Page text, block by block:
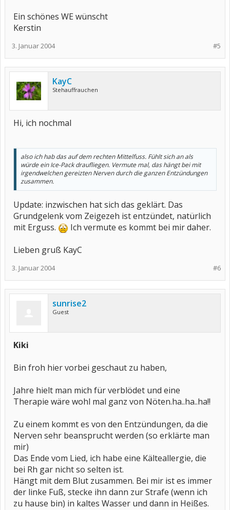
Ein schönes WE wünscht
Kerstin
#5
3. Januar 2004
KayC
Stehauffrauchen
Hi, ich nochmal
also ich hab das auf dem rechten Mittelfuss. Fühlt sich an als
würde ein Ice-Pack draufliegen. Vermute mal, das hängt bei mit
irgendwelchen gereizten Nerven durch die ganzen Entzündungen
zusammen.
Update: inzwischen hat sich das geklärt. Das
Grundgelenk vom Zeigezeh ist entzündet, natürlich
mit Erguss.
Ich vermute es kommt bei mir daher.
Lieben gruß KayC
#6
3. Januar 2004
sunrise2
Guest
Kiki
Bin froh hier vorbei geschaut zu haben,
Jahre hielt man mich für verblödet und eine
Therapie wäre wohl mal ganz von Nöten.ha..ha..ha!!
Zu einem kommt es von den Entzündungen, da die
Nerven sehr beansprucht werden (so erklärte man
mir)
Das Ende vom Lied, ich habe eine Kälteallergie, die
bei Rh gar nicht so selten ist.
Hängt mit dem Blut zusammen. Bei mir ist es immer
der linke Fuß, stecke ihn dann zur Strafe (wenn ich
zu hause bin) in kaltes Wasser und dann in Heißes.